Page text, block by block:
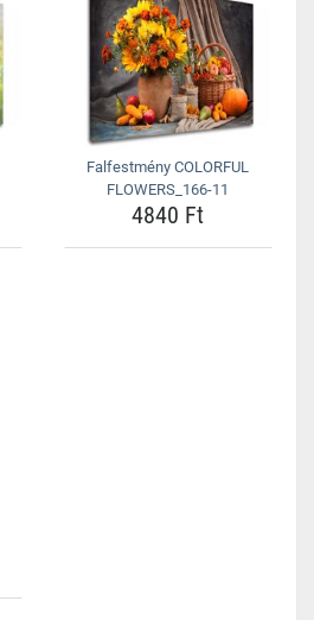
Falfestmény COLORFUL
FLOWERS_166-11
4840 Ft